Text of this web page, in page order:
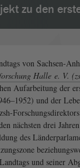
zu den
von Sachsen-
Halle e. V.
Aufarbeitung der
und der
nächsten drei
des
und seiner